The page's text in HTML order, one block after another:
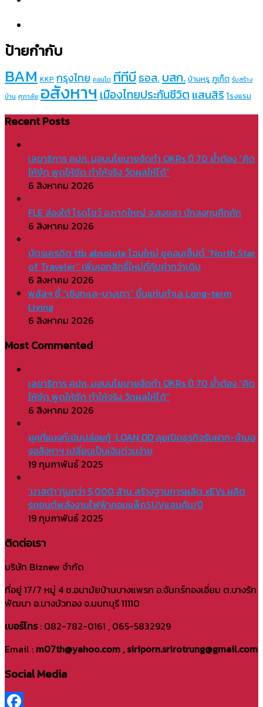
ป้ายกำกับ
BAM KKP กรุงไทย คอนโด ทีทีบีธอส. บสก. บ้านหรู ภูเก็ต รับสร้าง
บ้าน ศุภาลัย อสังหาฯเมืองไทยประกันชีวิต แสนสิริ โรงแรม
Recent Posts
เลขาธิการ คปภ. มอบนโยบายจัดทำ OKRs ปี 70 ย้ำต้อง “คิด
ให้ชัด พูดให้ชัด ทำให้จริง วัดผลให้ได้”
6 สิงหาคม 2026
FLE ล่องใต้ โรดโชว์ อ.หาดใหญ่ จ.สงขลา นักลงทุนคึกคัก
6 สิงหาคม 2026
บัตรเครดิต ttb absolute โฉมใหม่ ชูคอนเซ็ปต์ “North Star
of Traveler” เพิ่มเอกสิทธิ์ใหม่ที่คุ้มค่ากว่าเดิม
6 สิงหาคม 2026
พลัสฯ ชี้ “เชิงทะเล-บางเทา” ขึ้นแท่นทำเล Long-term
Living
6 สิงหาคม 2026
Most Commented
เลขาธิการ คปภ. มอบนโยบายจัดทำ OKRs ปี 70 ย้ำต้อง “คิด
ให้ชัด พูดให้ชัด ทำให้จริง วัดผลให้ได้”
6 สิงหาคม 2026
ยุคที่แบงก์เข้มปล่อยกู้ ‘LOAN DD’ลุยเปิดธุรกิจรับฝาก-จำนอ
งอสังหาฯ เปลี่ยนเป็นเงินด่วนง่าย
19 กุมภาพันธ์ 2025
‘มาสด้า’ทุ่มกว่า 5,000 ล้าน สร้างฐานการผลิต xEVs ผลิต
รถยนต์พลังงานไฟฟ้าคอมแพ็คSUVแสนคัน/ปี
19 กุมภาพันธ์ 2025
ติดต่อเรา
บริษัท Biznew จำกัด
ที่อยู่ 17/7 หมู่ 4 ซ.อนามัยบ้านบางแพรก อ.จันทร์ทองเอี่ยม ต.บางรัก
พัฒนา อ.บางบัวทอง จ.นนทบุรี 11110
เบอร์โทร: 082-782-0161 , 065-5832929
Email : m07th@yahoo.com , siriporn.srirotrung@gmail.com
Social Media